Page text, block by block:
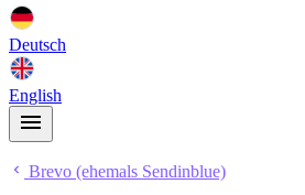
Deutsch
English
Brevo (ehemals Sendinblue)